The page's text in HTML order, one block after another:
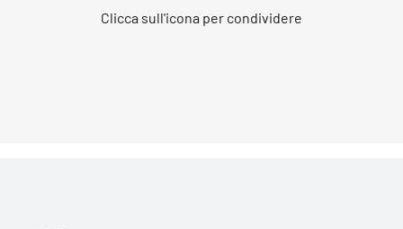
Clicca sull'icona per condividere